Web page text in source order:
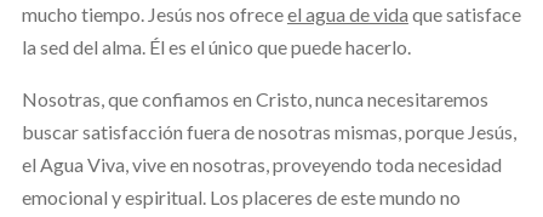
mucho tiempo. Jesús nos ofreceel agua de vida que satisface
la sed del alma. Él es el único que puede hacerlo.
Nosotras, que confiamos en Cristo, nunca necesitaremos
buscar satisfacción fuera de nosotras mismas, porque Jesús,
el Agua Viva, vive en nosotras, proveyendo toda necesidad
emocional y espiritual. Los placeres de este mundo no